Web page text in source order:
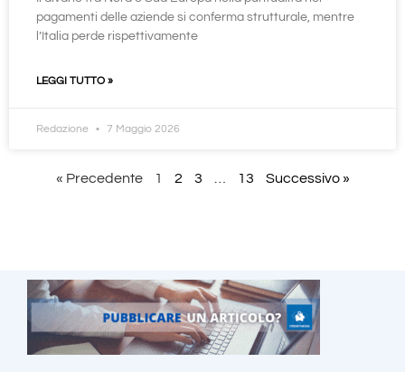
pagamenti delle aziende si conferma strutturale, mentre
l’Italia perde rispettivamente
LEGGI TUTTO »
Redazione 7 Maggio 2026
« Precedente 1 2 3 13 Successivo »